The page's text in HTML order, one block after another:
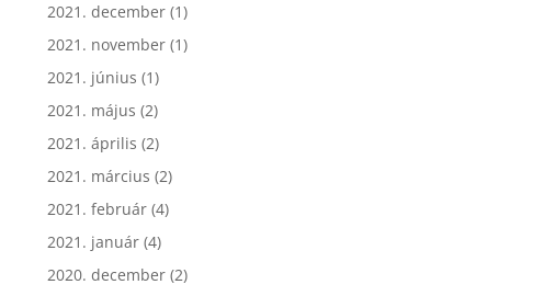
2021. december(1)
2021. november(1)
2021. június (1)
2021. május (2)
2021. április (2)
2021. március (2)
2021. február(4)
2021. január(4)
2020. december(2)